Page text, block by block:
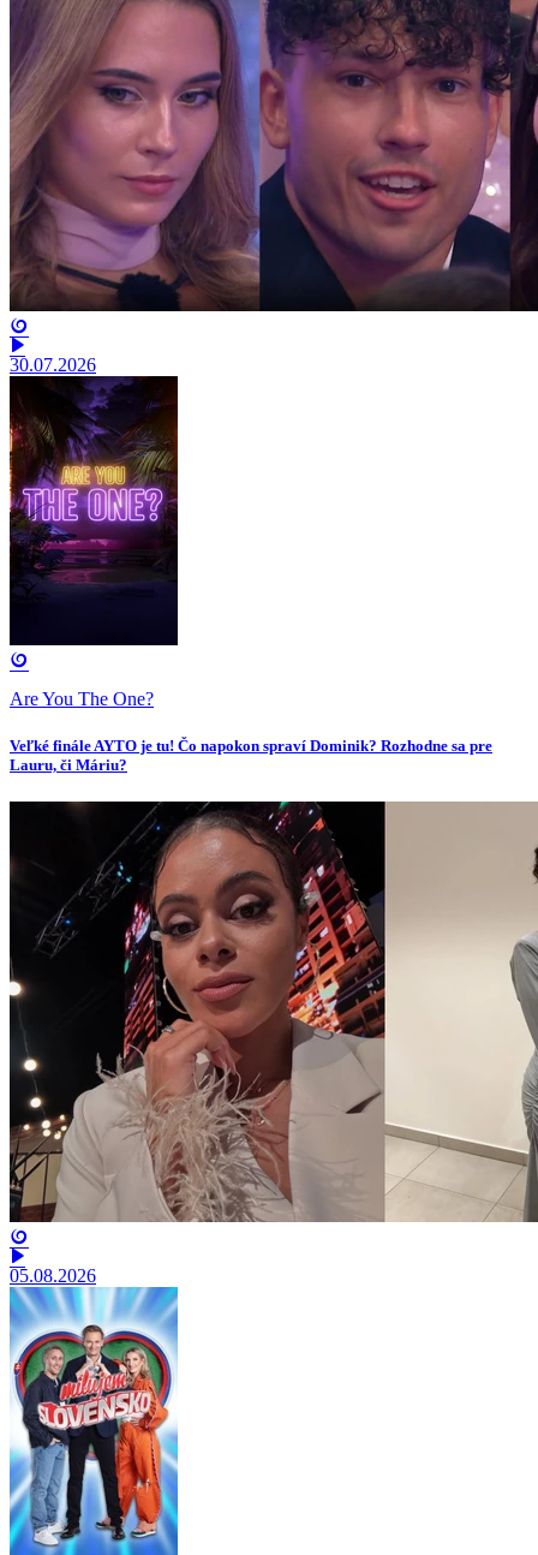
30.07.2026
Are You The One?
Veľké finále AYTO je tu! Čo napokon spraví Dominik? Rozhodne sa pre
Lauru, či Máriu?
05.08.2026